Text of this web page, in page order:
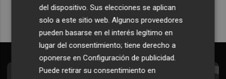
del dispositivo. Sus elecciones se aplican
solo a este sitio web. Algunos proveedores
pueden basarse en el interés legítimo en
lugar del consentimiento; tiene derecho a
oponerse enConfiguración de publicidad.
Puede retirar su consentimiento en